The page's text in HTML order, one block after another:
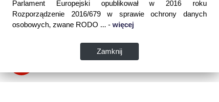
Parlament Europejski opublikował w 2016 roku
Rozporządzenie 2016/679 w sprawie ochrony danych
osobowych, zwane RODO ... - więcej
Zamknij